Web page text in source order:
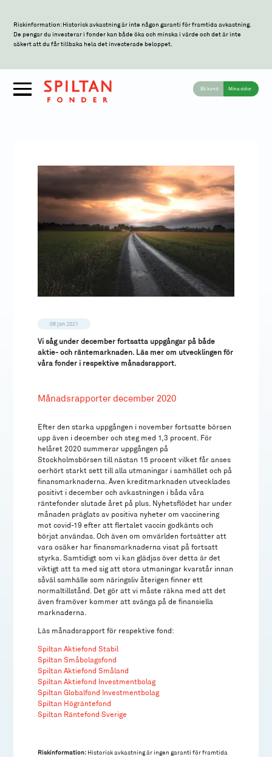
Riskinformation: Historisk avkastning är inte någon garanti för framtida avkastning.
De pengar du investerar i fonder kan både öka och minska i värde och det är inte
säkert att du får tillbaka hela det investerade beloppet.
Bli kund Mina sidor
08 jan 2021
Vi såg under december fortsatta uppgångar på både
aktie- och räntemarknaden. Läs mer om utvecklingen för
våra fonder i respektive månadsrapport.
Månadsrapporter december 2020
Efter den starka uppgången i november fortsatte börsen
upp även i december och steg med 1,3 procent. För
helåret 2020 summerar uppgången på
Stockholmsbörsen till nästan 15 procent vilket får anses
oerhört starkt sett till alla utmaningar i samhället och på
finansmarknaderna. Även kreditmarknaden utvecklades
positivt i december och avkastningen i båda våra
räntefonder slutade året på plus. Nyhetsflödet har under
månaden präglats av positiva nyheter om vaccinering
mot covid-19 efter att flertalet vaccin godkänts och
börjat användas. Och även om omvärlden fortsätter att
vara osäker har finansmarknaderna visat på fortsatt
styrka. Samtidigt som vi kan glädjas över detta är det
viktigt att ta med sig att stora utmaningar kvarstår innan
såväl samhälle som näringsliv återigen finner ett
normaltillstånd. Det gör att vi måste räkna med att det
även framöver kommer att svänga på de finansiella
marknaderna.
Läs månadsrapport för respektive fond:
Spiltan Aktiefond Stabil
Spiltan Småbolagsfond
Spiltan Aktiefond Småland
Spiltan Aktiefond Investmentbolag
Spiltan Globalfond Investmentbolag
Spiltan Högräntefond
Spiltan Räntefond Sverige
Riskinformation: Historisk avkastning är ingen garanti för framtida